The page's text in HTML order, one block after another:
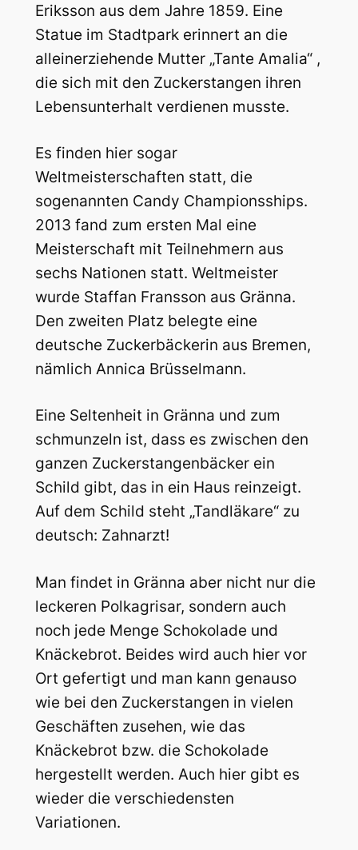
Eriksson aus dem Jahre 1859. Eine
Statue im Stadtpark erinnert an die
alleinerziehende Mutter „Tante Amalia“ ,
die sich mit den Zuckerstangen ihren
Lebensunterhalt verdienen musste.
Es finden hier sogar
Weltmeisterschaften statt, die
sogenannten Candy Championsships.
2013 fand zum ersten Mal eine
Meisterschaft mit Teilnehmern aus
sechs Nationen statt. Weltmeister
wurde Staffan Fransson aus Gränna.
Den zweiten Platz belegte eine
deutsche Zuckerbäckerin aus Bremen,
nämlich Annica Brüsselmann.
Eine Seltenheit in Gränna und zum
schmunzeln ist, dass es zwischen den
ganzen Zuckerstangenbäcker ein
Schild gibt, das in ein Haus reinzeigt.
Auf dem Schild steht „Tandläkare“ zu
deutsch: Zahnarzt!
Man findet in Gränna aber nicht nur die
leckeren Polkagrisar, sondern auch
noch jede Menge Schokolade und
Knäckebrot. Beides wird auch hier vor
Ort gefertigt und man kann genauso
wie bei den Zuckerstangen in vielen
Geschäften zusehen, wie das
Knäckebrot bzw. die Schokolade
hergestellt werden. Auch hier gibt es
wieder die verschiedensten
Variationen.